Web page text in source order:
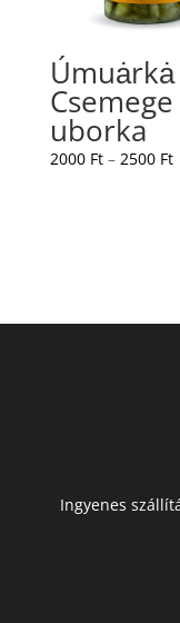
Úmuȧrkȧ
Csemege
uborka
2000 Ft – 2500 Ft
Ingyenes